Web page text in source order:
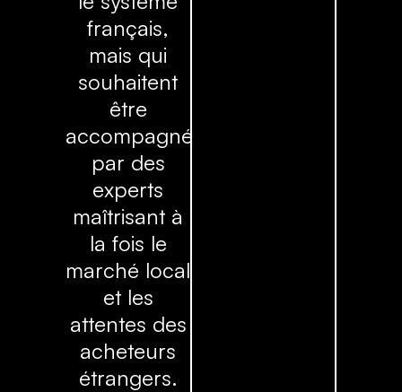
français,
mais qui
souhaitent
être
accompagnés
par des
experts
maîtrisant à
la fois le
marché local
et les
attentes des
acheteurs
étrangers.